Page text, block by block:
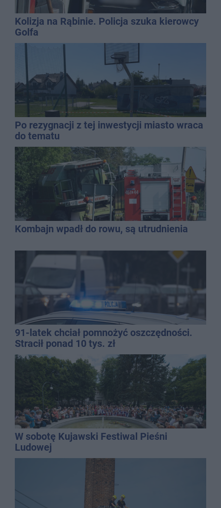
Kolizja na Rąbinie. Policja szuka kierowcy
Golfa
Po rezygnacji z tej inwestycji miasto wraca
do tematu
Kombajn wpadł do rowu, są utrudnienia
91-latek chciał pomnożyć oszczędności.
Stracił ponad 10 tys. zł
W sobotę Kujawski Festiwal Pieśni
Ludowej